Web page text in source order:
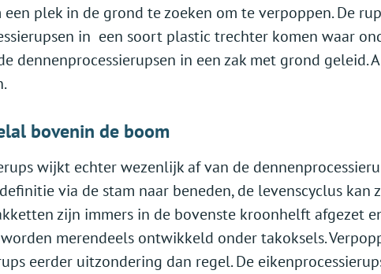
plek in de grond te zoeken om te verpoppen. De
in een soort plastic trechter komen waar
dennenprocessierupsen in een zak met grond geleid.
bovenin de boom
wijkt echter wezenlijk af van de
via de stam naar beneden, de levenscyclus kan
zijn immers in de bovenste kroonhelft afgezet
merendeels ontwikkeld onder takoksels.
eerder uitzondering dan regel. De